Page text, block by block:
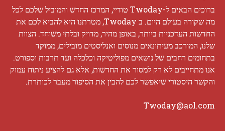
ברוכים הבאים ל-Twoday טודיי, המרכז החדש והמוביל שלכם לכל
מה שקורה בעולם היום. ב Twoday, מטרתנו היא להביא לכם את
החדשות העדכניות ביותר, באופן מהיר, מדויק ובלתי משוחד. הצוות
שלנו, המורכב מעיתונאים מנוסים ואנליסטים מובילים, ממוקד
בתחומים רחבים של נושאים מפוליטיקה וכלכלה ועד תרבות וספורט.
אנו מתחייבים לא רק למסור את החדשות, אלא גם להציע ניתוח עמוק
והקשר היסטורי שיאפשר לכם להבין את הסיפור מעבר לכותרת.
Twoday@aol.com